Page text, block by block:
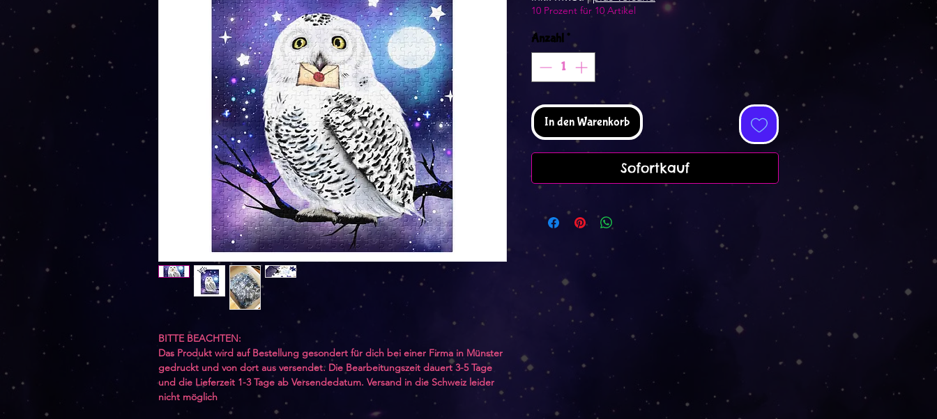
BITTE BEACHTEN:
Das Produkt wird auf Bestellung gesondert für dich bei einer Firma in Münster
gedruckt und von dort aus versendet. Die Bearbeitungszeit dauert 3-5 Tage
und die Lieferzeit 1-3 Tage ab Versendedatum. Versand in die Schweiz leider
nicht möglich
10 Prozent für 10 Artikel
Anzahl*
In den Warenkorb
Sofortkauf